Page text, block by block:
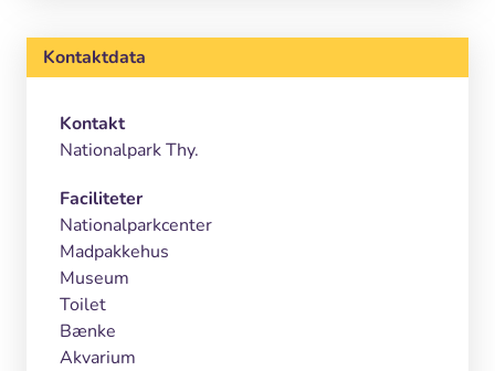
Kontaktdata
Kontakt
Nationalpark Thy.
Faciliteter
Nationalparkcenter
Madpakkehus
Museum
Toilet
Bænke
Akvarium